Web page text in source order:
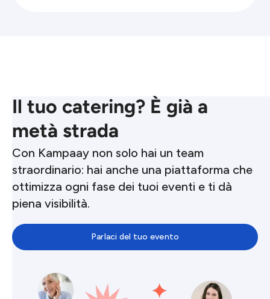
Il tuo catering? È già a
metà strada
Con Kampaay non solo hai un team
straordinario: hai anche una piattaforma che
ottimizza ogni fase dei tuoi eventi e ti dà
piena visibilità.
Parlaci del tuo evento